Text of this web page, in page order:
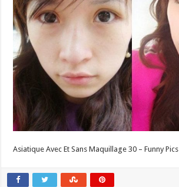
Asiatique Avec Et Sans Maquillage 30 – Funny Pics